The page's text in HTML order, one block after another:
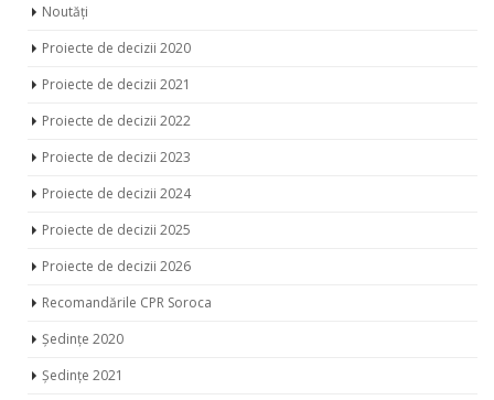
Noutăți
Proiecte de decizii 2020
Proiecte de decizii 2021
Proiecte de decizii 2022
Proiecte de decizii 2023
Proiecte de decizii 2024
Proiecte de decizii 2025
Proiecte de decizii 2026
Recomandările CPR Soroca
Ședințe 2020
Ședințe 2021